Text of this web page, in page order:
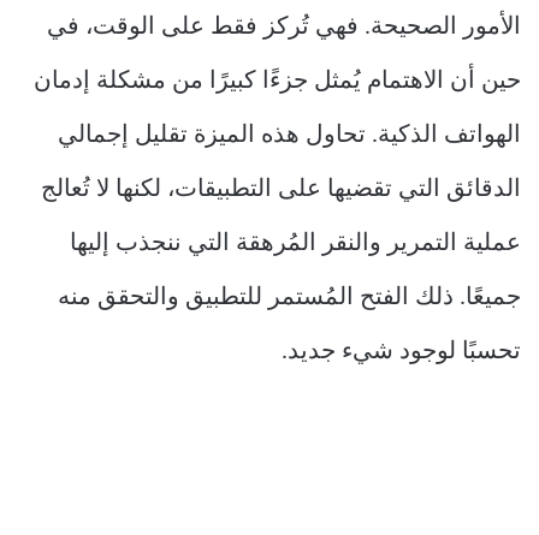
الأمور الصحيحة. فهي تُركز فقط على الوقت، في
حين أن الاهتمام يُمثل جزءًا كبيرًا من مشكلة إدمان
الهواتف الذكية. تحاول هذه الميزة تقليل إجمالي
الدقائق التي تقضيها على التطبيقات، لكنها لا تُعالج
عملية التمرير والنقر المُرهقة التي ننجذب إليها
جميعًا. ذلك الفتح المُستمر للتطبيق والتحقق منه
تحسبًا لوجود شيء جديد.